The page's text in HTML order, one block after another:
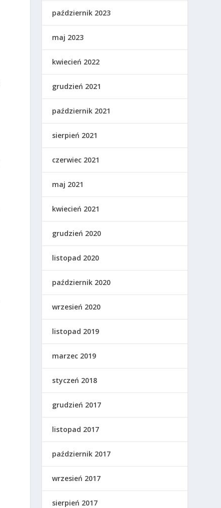
październik 2023
maj 2023
kwiecień 2022
grudzień 2021
październik 2021
sierpień 2021
czerwiec 2021
maj 2021
kwiecień 2021
grudzień 2020
listopad 2020
październik 2020
wrzesień 2020
listopad 2019
marzec 2019
styczeń 2018
grudzień 2017
listopad 2017
październik 2017
wrzesień 2017
sierpień 2017